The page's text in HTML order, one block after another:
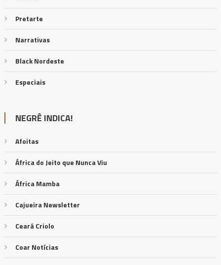
Pretarte
Narrativas
Black Nordeste
Especiais
NEGRÊ INDICA!
Afoitas
África do Jeito que Nunca Viu
África Mamba
Cajueira Newsletter
Ceará Criolo
Coar Notícias